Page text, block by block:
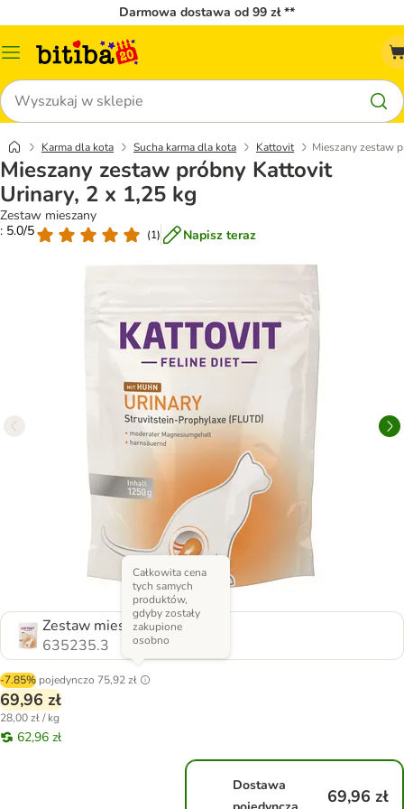
Darmowa dostawa od 99 zł **
Menu
Szukaj
Karma dla kota Sucha karma dla kota Kattovit Mieszany zestaw
Mieszany zestaw próbny Kattovit
Urinary, 2 x 1,25 kg
Zestaw mieszany
: 5.0/5
(1) Napisz teraz
Zestaw mieszany
635235.3
-7.85% pojedynczo 75,92 zł
Całkowita cena
tych samych
produktów,
gdyby zostały
zakupione
osobno
69,96 zł
28,00 zł / kg
62,96 zł
Dostawa
69,96 zł